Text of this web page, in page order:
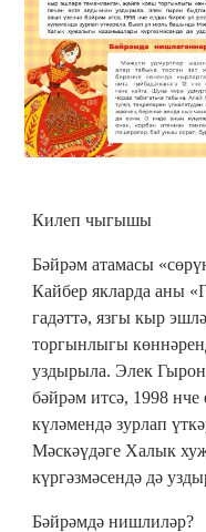
Килеп чыгышы
Бәйрәм атамасы
Кайбер якларда аны
гадәттә, язгы кыр
торгынлыгы
уздырыла. Элек
бәйрәм итсә, 1998 нче
күләмендә зурлап
Мәскәүдәге Халык
күргәзмәсендә дә
Бәйрәмдә нишлиләр?